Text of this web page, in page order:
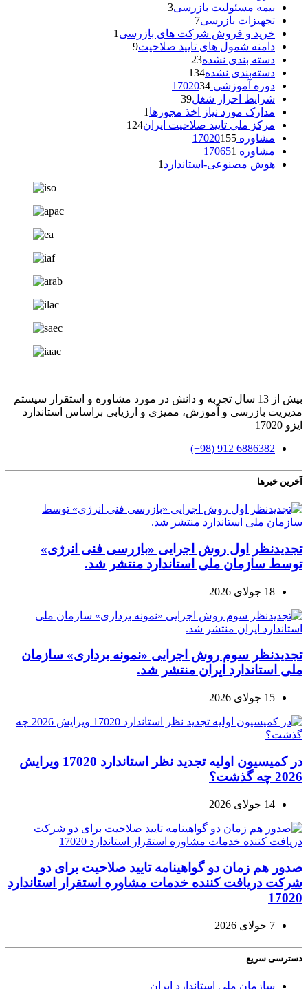
بیمه مسئولیت بازرسی3
تجهیزات بازرسی7
خرید و فروش شرکت های بازرسی 1
دامنه شمول های تایید صلاحیت9
دسته بندی نشده23
دسته‌بندی نشده134
دوره آموزشی 17020 34
شرایط احراز شغل39
مدارک مورد نیاز اخذ مجوزها 1
مرکز ملی تایید صلاحیت ایران124
مشاوره 17020 155
مشاوره 17065 1
هوش مصنوعی-استاندارد 1
بیش از 13 سال تجربه و دانش در مورد مشاوره و استقرار سیستم
مدیریت بازرسی و آموزش، ممیزی و ارزیابی براساس استاندارد
ایزو 17020
6886382 912 (98+)
آخرین خبرها
تجدیدنظر اول روش اجرایی «بازرسی فنی انرژی»
توسط سازمان ملی استاندارد منتشر شد.
18 جولای 2026
تجدیدنظر سوم روش اجرایی «نمونه برداری» سازمان
ملی استاندارد ایران منتشر شد.
15 جولای 2026
در کمیسیون اولیه تجدید نظر استاندارد 17020 ویرایش
2026 چه گذشت؟
14 جولای 2026
صدور هم زمان دو گواهینامه تایید صلاحیت برای دو
شرکت دریافت کننده خدمات مشاوره استقرار استاندارد
17020
7 جولای 2026
دسترسی سریع
سازمان ملی استاندارد ایران